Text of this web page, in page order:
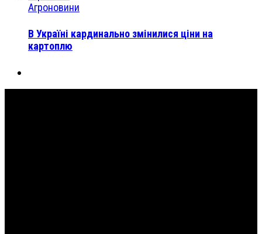
Агроновини
В Україні кардинально змінилися ціни на
картоплю